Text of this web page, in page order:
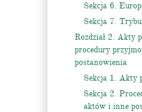
Sekcja 6.
Sekcja 7.
Rozdział 2. Akty
procedury
postanowienia
Sekcja 1. Akty
Sekcja 2.
aktów i inne